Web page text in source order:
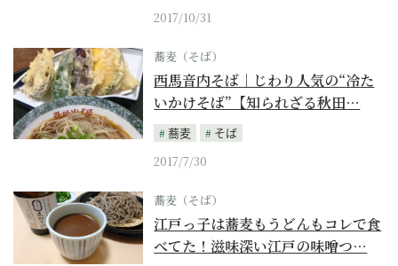
2017/10/31
蕎麦（そば）
西馬音内そば｜じわり人気の“冷た
いかけそば”【知られざる秋田…
蕎麦
そば
2017/7/30
蕎麦（そば）
江戸っ子は蕎麦もうどんもコレで食
べてた！滋味深い江戸の味噌つ…